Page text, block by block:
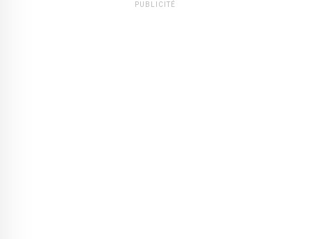
PUBLICITÉ